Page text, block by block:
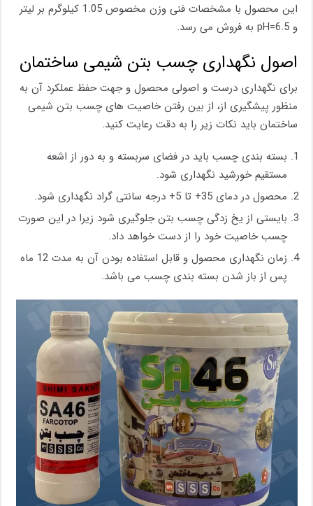
این محصول با مشخصات فنی وزن مخصوص 1.05 کیلوگرم بر لیتر
و pH=6.5 به فروش می رسد.
اصول نگهداری چسب بتن شیمی ساختمان
برای نگهداری درست و اصولی محصول و جهت حفظ عملکرد آن به
منظور پیشگیری از، از بین رفتن خاصیت های چسب بتن شیمی
ساختمان باید نکات زیر را به دقت رعایت کنید.
بسته بندی چسب باید در فضای سربسته و به دور از اشعه
مستقیم خورشید نگهداری شود.
محصول در دمای 35+ تا 5+ درجه سانتی گراد نگهداری شود.
بایستی از یخ زدگی چسب بتن جلوگیری شود زیرا در این صورت
چسب خاصیت خود را از دست خواهد داد.
زمان نگهداری محصول و قابل استفاده بودن آن به مدت 12 ماه
پس از باز شدن بسته بندی چسب می باشد.